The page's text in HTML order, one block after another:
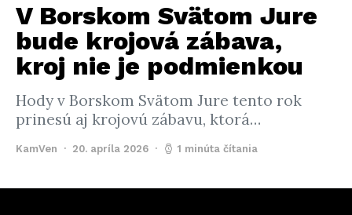
V Borskom Svätom Jure
bude krojová zábava,
kroj nie je podmienkou
Hody v Borskom Svätom Jure tento rok
prinesú aj krojovú zábavu, ktorá…
KamVen 20. apríla 2026 1 minúta čítania